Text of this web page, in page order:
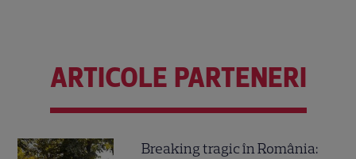
ARTICOLE PARTENERI
Breaking tragic în România: